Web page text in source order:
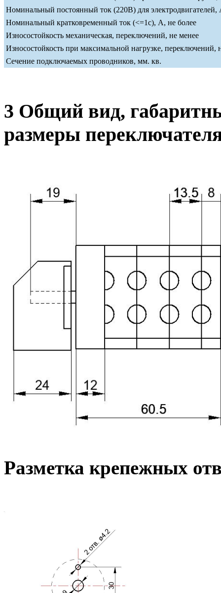
Номинальный постоянный ток (220В) для электродвигателей,
Номинальный кратковременный ток (<=1c), А, не более
Износостойкость механическая, переключений, не менее
Износостойкость при максимальной нагрузке, переключений,
Сечение подключаемых проводников, мм. кв.
3 Общий вид,
размеры
Разметка крепежных